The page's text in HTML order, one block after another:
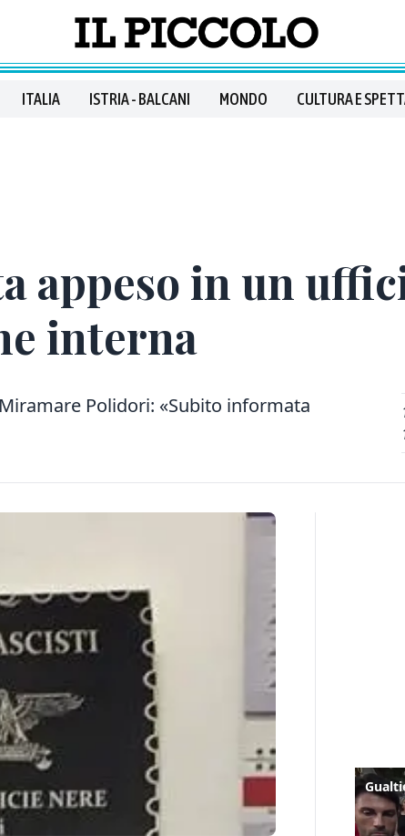
ITALIA ISTRIA - BALCANI MONDO CULTURA E
appeso in un
interna
Polidori: «Subito informata